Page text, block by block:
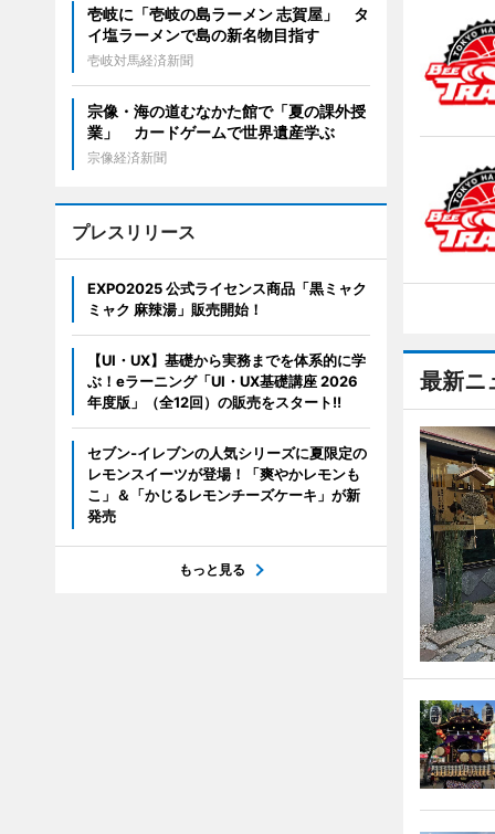
最新ニ
壱岐に「壱岐の島ラーメン 志賀屋」 タ
イ塩ラーメンで島の新名物目指す
壱岐対馬経済新聞
宗像・海の道むなかた館で「夏の課外授
業」 カードゲームで世界遺産学ぶ
宗像経済新聞
プレスリリース
EXPO2025 公式ライセンス商品「黒ミャク
ミャク 麻辣湯」販売開始！
【UI・UX】基礎から実務までを体系的に学
ぶ！eラーニング「UI・UX基礎講座 2026
年度版」（全12回）の販売をスタート!!
セブン‐イレブンの人気シリーズに夏限定の
レモンスイーツが登場！「爽やかレモンも
こ」＆「かじるレモンチーズケーキ」が新
発売
もっと見る